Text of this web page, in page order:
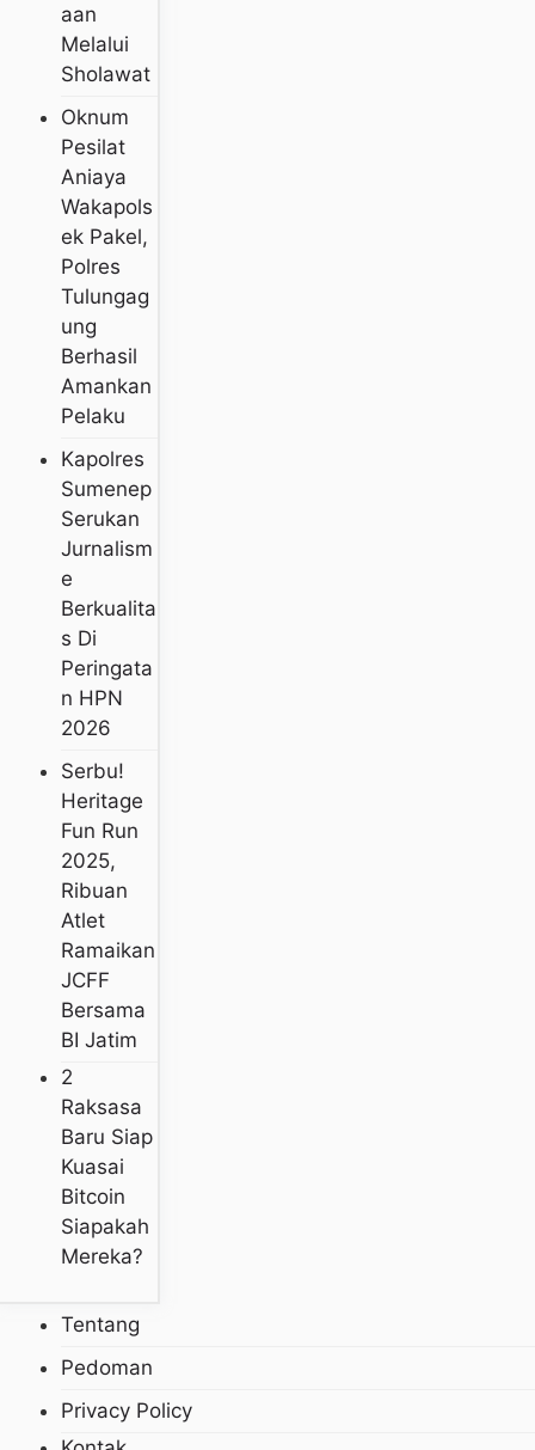
Aan
Melalui
Sholawat
Oknum
Pesilat
Aniaya
Wakapols
Ek Pakel,
Polres
Tulungag
Ung
Berhasil
Amankan
Pelaku
Kapolres
Sumenep
Serukan
Jurnalism
E
Berkualita
S Di
Peringata
N HPN
2026
Serbu!
Heritage
Fun Run
2025,
Ribuan
Atlet
Ramaikan
JCFF
Bersama
BI Jatim
2
Raksasa
Baru Siap
Kuasai
Bitcoin
Siapakah
Mereka?
Tentang
Pedoman
Privacy Policy